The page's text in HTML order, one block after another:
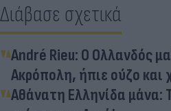
Διάβασε σχετικά
André Rieu: Ο Ολλανδός
Ακρόπολη, ήπιε ούζο και
Αθάνατη Ελληνίδα μάνα: